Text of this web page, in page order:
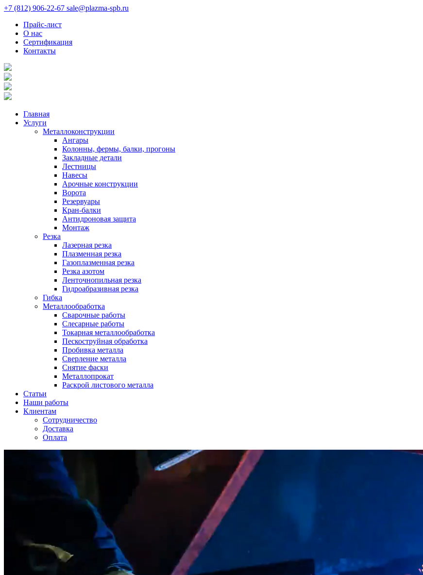
+7 (812) 906-22-67 sale@plazma-spb.ru
Прайс-лист
О нас
Сертификация
Контакты
Главная
Услуги
Металлоконструкции
Ангары
Колонны, фермы, балки, прогоны
Закладные детали
Лестницы
Навесы
Арочные конструкции
Ворота
Резервуары
Кран-балки
Антидроновая защита
Монтаж
Резка
Лазерная резка
Плазменная резка
Газоплазменная резка
Резка азотом
Ленточнопильная резка
Гидроабразивная резка
Гибка
Металлообработка
Сварочные работы
Слесарные работы
Токарная металлообработка
Пескоструйная обработка
Пробивка металла
Сверление металла
Снятие фаски
Металлопрокат
Раскрой листового металла
Статьи
Наши работы
Клиентам
Сотрудничество
Доставка
Оплата